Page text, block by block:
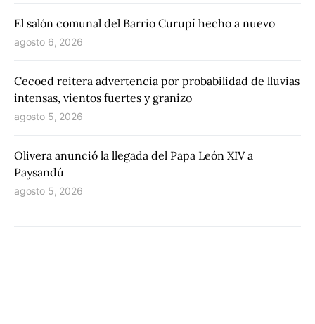
El salón comunal del Barrio Curupí hecho a nuevo
agosto 6, 2026
Cecoed reitera advertencia por probabilidad de lluvias
intensas, vientos fuertes y granizo
agosto 5, 2026
Olivera anunció la llegada del Papa León XIV a
Paysandú
agosto 5, 2026